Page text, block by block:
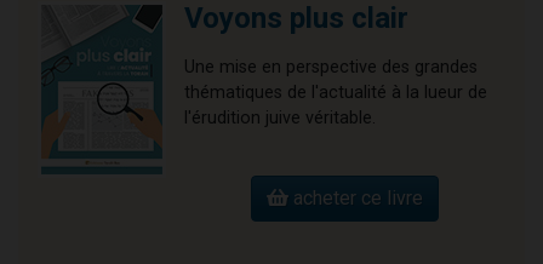
Voyons plus clair
Une mise en perspective des grandes
thématiques de l'actualité à la lueur de
l'érudition juive véritable.
acheter ce livre